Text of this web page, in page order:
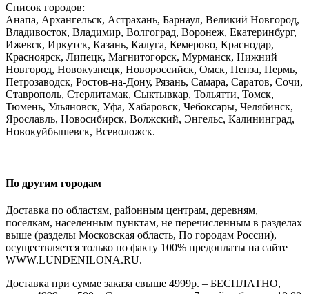
Список городов:
Анапа, Архангельск, Астрахань, Барнаул, Великий Новгород,
Владивосток, Владимир, Волгоград, Воронеж, Екатеринбург,
Ижевск, Иркутск, Казань, Калуга, Кемерово, Краснодар,
Красноярск, Липецк, Магнитогорск, Мурманск, Нижний
Новгород, Новокузнецк, Новороссийск, Омск, Пенза, Пермь,
Петрозаводск, Ростов-на-Дону, Рязань, Самара, Саратов, Сочи,
Ставрополь, Стерлитамак, Сыктывкар, Тольятти, Томск,
Тюмень, Ульяновск, Уфа, Хабаровск, Чебоксары, Челябинск,
Ярославль, Новосибирск, Волжский, Энгельс, Калининград,
Новокуйбышевск, Всеволожск.
По другим городам
Доставка по областям, районным центрам, деревням,
поселкам, населенным пунктам, не перечисленным в разделах
выше (разделы Московская область, По городам России),
осуществляется только по факту 100% предоплаты на сайте
WWW.LUNDENILONA.RU.
Доставка при сумме заказа свыше 4999р. – БЕСПЛАТНО,